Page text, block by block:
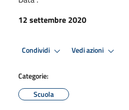
12 settembre 2020
Condividi Vedi azioni
Categorie:
Scuola